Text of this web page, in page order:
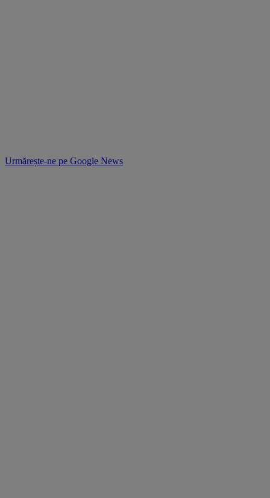
Urmărește-ne pe Google News